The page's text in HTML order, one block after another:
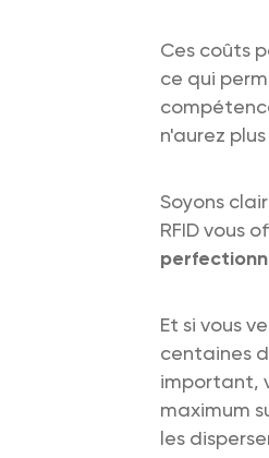
Ces coûts
ce qui
n'aurez
Soyons
RFID vous
Et si vous
centaines
important,
maximum
les